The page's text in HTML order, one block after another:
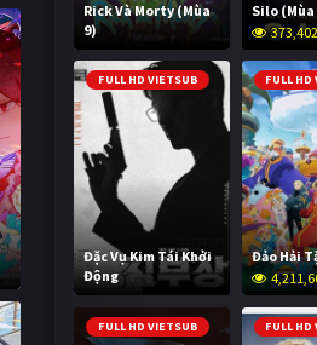
Rick Và Morty (Mùa
9)
3,000,972 lượt xem
Silo (Mùa
FULL HD VIETSUB
Đặc Vụ Kim Tái Khởi
Động
600,130 lượt xem
FULL HD
Đảo Hải
FULL HD VIETSUB FULL HD